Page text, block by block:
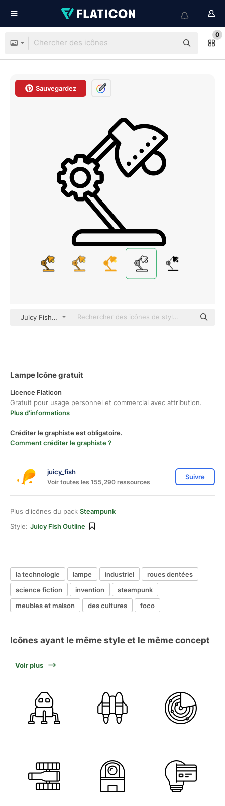
0
Sauvegardez
Juicy Fish Outline
Lampe Icône gratuit
Licence Flaticon
Gratuit pour usage personnel et commercial avec attribution.
Plus d'informations
Créditer le graphiste est obligatoire.
Comment créditer le graphiste ?
juicy_fish
Voir toutes les 155,290 ressources
Suivre
Plus d'icônes du pack Steampunk
Style: Juicy Fish Outline
la technologie lampe industriel
roues dentées
science fiction
invention
steampunk
meubles et maison
des cultures foco
Icônes ayant le même style et le même concept
Voir plus